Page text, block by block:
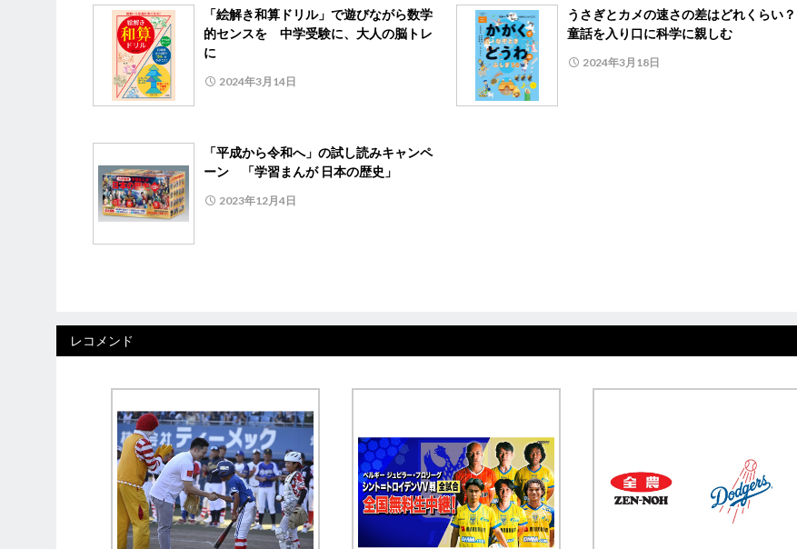
「絵解き和算ドリル」で遊びながら数学
的センスを 中学受験に、大人の脳トレ
に
2024年3月14日
うさぎとカメの速さの差はどれくらい？
童話を入り口に科学に親しむ
2024年3月18日
「平成から令和へ」の試し読みキャンペ
ーン 「学習まんが 日本の歴史」
2023年12月4日
レコメンド